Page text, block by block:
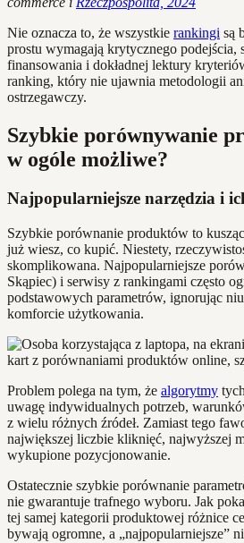
Nie oznacza to, że wszystkie rankingi są
prostu wymagają krytycznego podejścia,
finansowania i dokładnej lektury
ranking, który nie ujawnia metodologii ani
ostrzegawczy.
Szybkie porównywanie
w ogóle możliwe?
Najpopularniejsze narzędzia i
Szybkie porównanie produktów to
już wiesz, co kupić. Niestety,
skomplikowana. Najpopularniejsze
Skąpiec) i serwisy z rankingami często
podstawowych parametrów, ignorując
komforcie użytkowania.
Problem polega na tym, że algorytmy
uwagę indywidualnych potrzeb,
z wielu różnych źródeł. Zamiast tego
największej liczbie kliknięć, najwyższej
wykupione pozycjonowanie.
Ostatecznie szybkie porównanie
nie gwarantuje trafnego wyboru. Jak
tej samej kategorii produktowej różnice
bywają ogromne, a „najpopularniejsze”